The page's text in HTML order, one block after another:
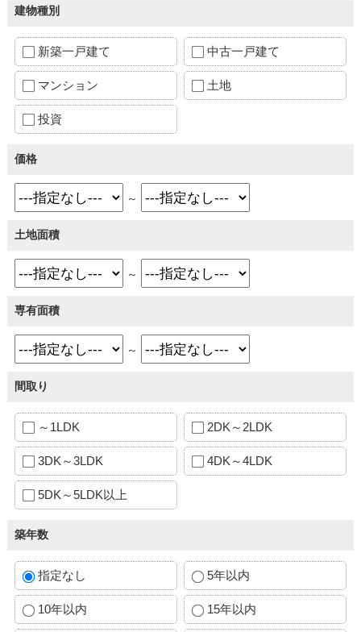
建物種別
新築一戸建て 中古一戸建て
マンション 土地
投資
価格
～
土地面積
～
専有面積
～
間取り
～1LDK 2DK～2LDK
3DK～3LDK 4DK～4LDK
5DK～5LDK以上
築年数
指定なし 5年以内
10年以内 15年以内